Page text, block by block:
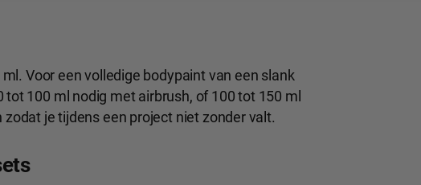
Voor een volledige bodypaint van een slank
100 ml nodig met airbrush, of 100 tot 150 ml
je tijdens een project niet zonder valt.